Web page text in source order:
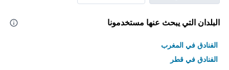
البلدان التي يبحث عنها مستخدمونا
الفنادق في المغرب
الفنادق في قطر